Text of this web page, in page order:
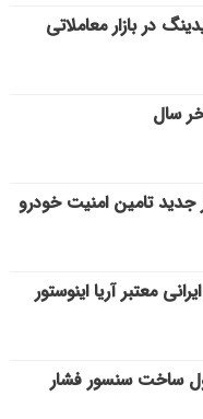
در بازار معاملاتی
سال
تامین امنیت خودرو
معتبر آریا اینوستور
ساخت سنسور فشار